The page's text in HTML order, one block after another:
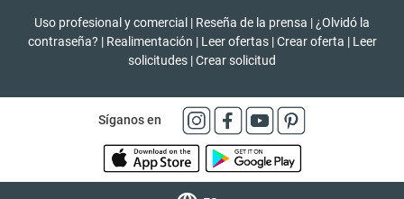
Uso profesional y comercial | Reseña de la prensa | ¿Olvidó la
contraseña? | Realimentación | Leer ofertas | Crear oferta | Leer
solicitudes |Crear solicitud
Síganos en